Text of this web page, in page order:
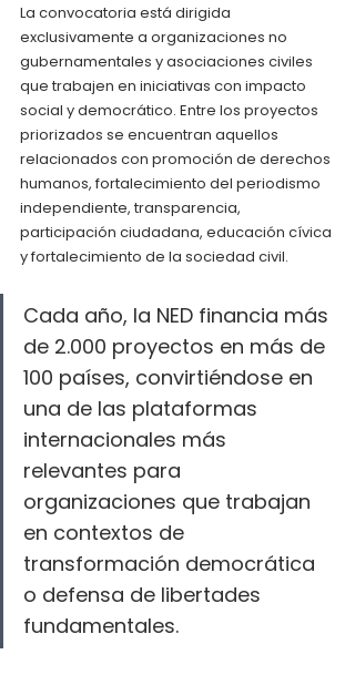
La convocatoria está dirigida
exclusivamente a organizaciones no
gubernamentales y asociaciones civiles
que trabajen en iniciativas con impacto
social y democrático. Entre los proyectos
priorizados se encuentran aquellos
relacionados con promoción de derechos
humanos, fortalecimiento del periodismo
independiente, transparencia,
participación ciudadana, educación cívica
y fortalecimiento de la sociedad civil.
Cada año, la NED financia más
de 2.000 proyectos en más de
100 países, convirtiéndose en
una de las plataformas
internacionales más
relevantes para
organizaciones que trabajan
en contextos de
transformación democrática
o defensa de libertades
fundamentales.